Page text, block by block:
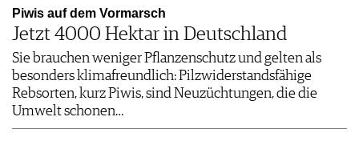
Piwis auf dem Vormarsch
Jetzt 4000 Hektar in Deutschland
Sie brauchen weniger Pflanzenschutz und gelten als
besonders klimafreundlich: Pilzwiderstandsfähige
Rebsorten, kurz Piwis, sind Neuzüchtungen, die die
Umwelt schonen…